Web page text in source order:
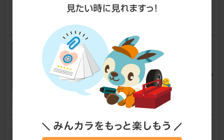
TEIN RX1
オデッセイ [RB3/4]
とりふねさん
16
ホンダ(純正) コンプレッサー マ